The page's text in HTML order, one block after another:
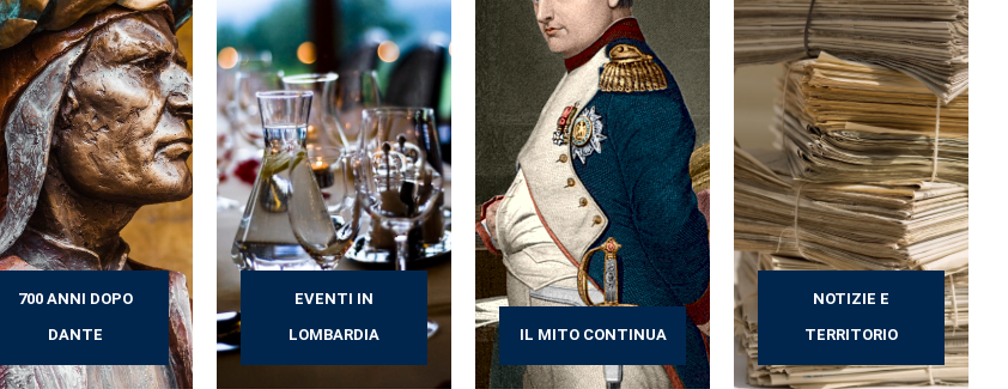
700 ANNI DOPO
DANTE
EVENTI IN
LOMBARDIA
IL MITO CONTINUA
NOTIZIE E
TERRITORIO